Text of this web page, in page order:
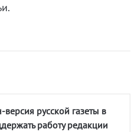
русской газеты в
работу редакции